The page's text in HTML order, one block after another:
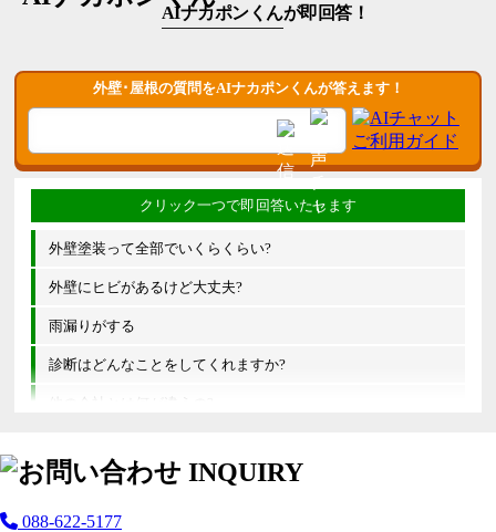
AIナカポンくんが即回答！
外壁･屋根の質問をAIナカポンくんが答えます！
外壁塗装って全部でいくらくらい?
外壁にヒビがあるけど大丈夫?
雨漏りがする
診断はどんなことをしてくれますか?
他の会社とは何が違うの?
088-622-5177